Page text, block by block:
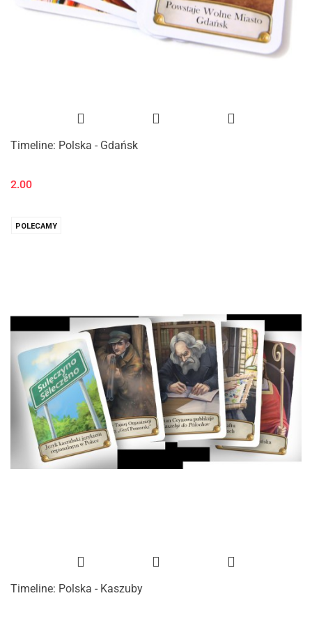
Timeline: Polska - Gdańsk
2.00
POLECAMY
Timeline: Polska - Kaszuby